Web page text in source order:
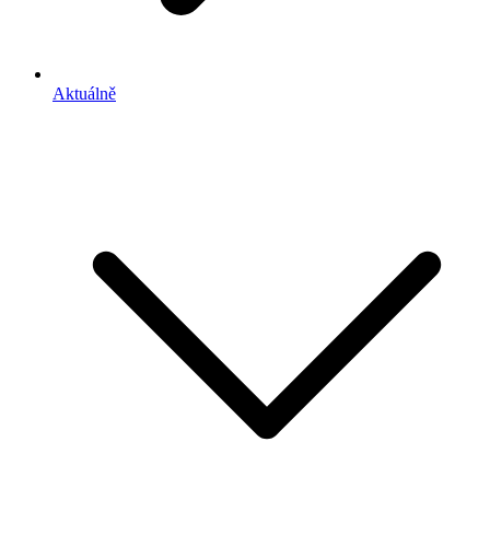
Aktuálně